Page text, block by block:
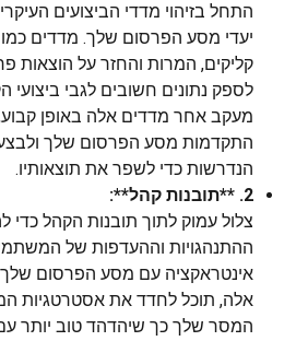
יעדי מסע הפרסום שלך. מדדים
לספק נתונים חשובים לגבי ביצועי
מעקב אחר מדדים אלה באופן
התקדמות מסע הפרסום שלך
הנדרשות כדי לשפר את תוצאותיו.
2. **תובנות קהל**:
צלול עמוק לתוך תובנות הקהל כדי
ההתנהגויות וההעדפות של
אינטראקציה עם מסע הפרסום שלך.
אלה, תוכל לחדד את אסטרטגיות
המסר שלך כך שיהדהד טוב יותר